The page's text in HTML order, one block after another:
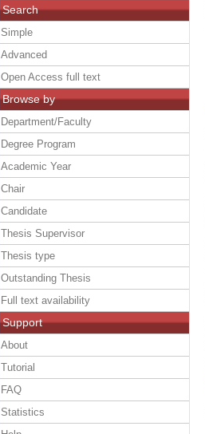
Search
Simple
Advanced
Open Access full text
Browse by
Department/Faculty
Degree Program
Academic Year
Chair
Candidate
Thesis Supervisor
Thesis type
Outstanding Thesis
Full text availability
Support
About
Tutorial
FAQ
Statistics